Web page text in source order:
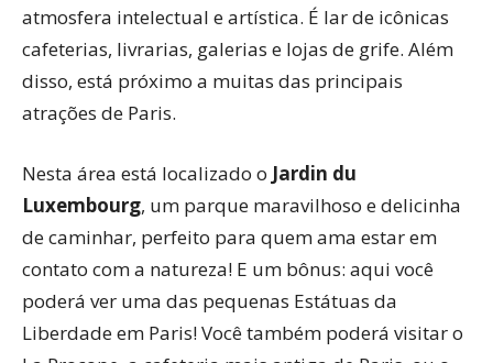
atmosfera intelectual e artística. É lar de icônicas
cafeterias, livrarias, galerias e lojas de grife. Além
disso, está próximo a muitas das principais
atrações de Paris.
Nesta área está localizado o Jardin du
Luxembourg, um parque maravilhoso e delicinha
de caminhar, perfeito para quem ama estar em
contato com a natureza! E um bônus: aqui você
poderá ver uma das pequenas Estátuas da
Liberdade em Paris! Você também poderá visitar o